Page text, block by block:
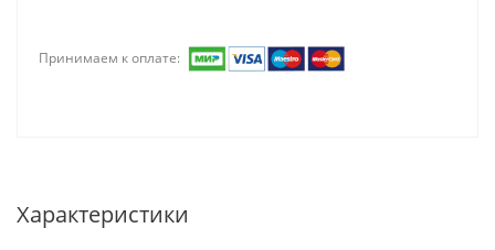
Принимаем к оплате:
Характеристики